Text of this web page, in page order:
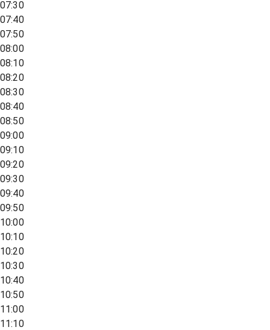
07:30
07:40
07:50
08:00
08:10
08:20
08:30
08:40
08:50
09:00
09:10
09:20
09:30
09:40
09:50
10:00
10:10
10:20
10:30
10:40
10:50
11:00
11:10